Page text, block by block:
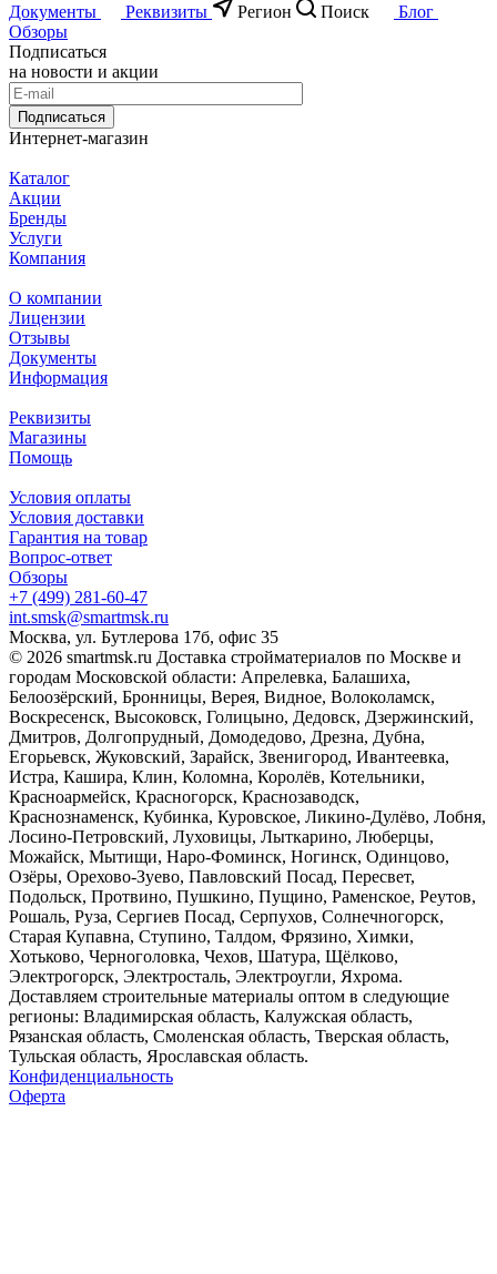
Документы
Реквизиты Регион Поиск
Блог
Обзоры
Подписаться
на новости и акции
Подписаться
Интернет-магазин
Каталог
Акции
Бренды
Услуги
Компания
О компании
Лицензии
Отзывы
Документы
Информация
Реквизиты
Магазины
Помощь
Условия оплаты
Условия доставки
Гарантия на товар
Вопрос-ответ
Обзоры
+7 (499) 281-60-47
int.smsk@smartmsk.ru
Москва, ул. Бутлерова 17б, офис 35
© 2026 smartmsk.ru Доставка стройматериалов по Москве и
городам Московской области: Апрелевка, Балашиха,
Белоозёрский, Бронницы, Верея, Видное, Волоколамск,
Воскресенск, Высоковск, Голицыно, Дедовск, Дзержинский,
Дмитров, Долгопрудный, Домодедово, Дрезна, Дубна,
Егорьевск, Жуковский, Зарайск, Звенигород, Ивантеевка,
Истра, Кашира, Клин, Коломна, Королёв, Котельники,
Красноармейск, Красногорск, Краснозаводск,
Краснознаменск, Кубинка, Куровское, Ликино-Дулёво, Лобня,
Лосино-Петровский, Луховицы, Лыткарино, Люберцы,
Можайск, Мытищи, Наро-Фоминск, Ногинск, Одинцово,
Озёры, Орехово-Зуево, Павловский Посад, Пересвет,
Подольск, Протвино, Пушкино, Пущино, Раменское, Реутов,
Рошаль, Руза, Сергиев Посад, Серпухов, Солнечногорск,
Старая Купавна, Ступино, Талдом, Фрязино, Химки,
Хотьково, Черноголовка, Чехов, Шатура, Щёлково,
Электрогорск, Электросталь, Электроугли, Яхрома.
Доставляем строительные материалы оптом в следующие
регионы: Владимирская область, Калужская область,
Рязанская область, Смоленская область, Тверская область,
Тульская область, Ярославская область.
Конфиденциальность
Оферта